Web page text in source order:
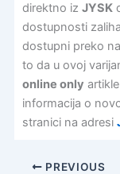
direktno iz JYSK
dostupnosti
dostupni preko
to da u ovoj
online only
informacija o
stranici na adresi
PREVIOUS